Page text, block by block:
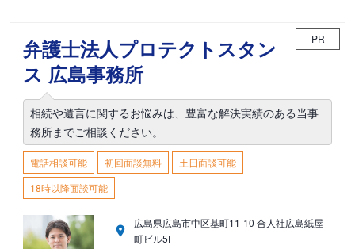
弁護士法人プロテクトスタン
ス 広島事務所
PR
相続や遺言に関するお悩みは、豊富な解決実績のある当事
務所までご相談ください。
電話相談可能 初回面談無料
土日面談可能
18時以降面談可能
広島県広島市中区基町11-10 合人社広島紙屋
町ビル5F